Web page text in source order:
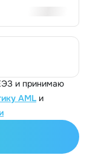
и принимаю
AML и